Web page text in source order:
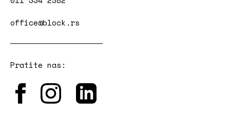
office@block.rs
Pratite nas: